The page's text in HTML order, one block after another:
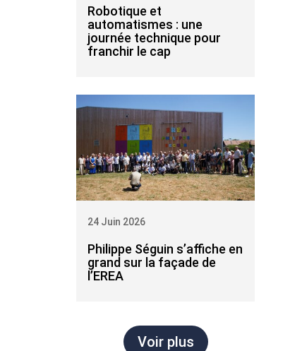
Robotique et
automatismes : une
journée technique pour
franchir le cap
Philippe Séguin s’affiche en
grand sur la façade de
l’EREA
24 Juin 2026
Voir plus